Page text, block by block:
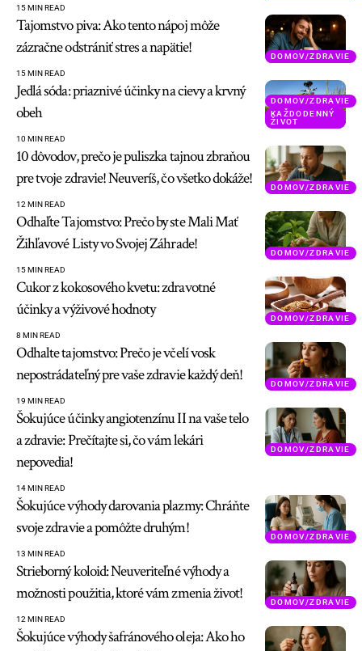
15 MIN READ
DOMOV/ZDRAVIE
Tajomstvo piva: Ako tento nápoj môže
zázračne odstrániť stres a napätie!
15 MIN READ
DOMOV/ZDRAVIE
KAŽDODENNÝ
ŽIVOT
Jedlá sóda: priaznivé účinky na cievy a krvný
obeh
10 MIN READ
DOMOV/ZDRAVIE
10 dôvodov, prečo je puliszka tajnou zbraňou
pre tvoje zdravie! Neuveríš, čo všetko dokáže!
12 MIN READ
DOMOV/ZDRAVIE
Odhaľte Tajomstvo: Prečo by ste Mali Mať
Žihľavové Listy vo Svojej Záhrade!
15 MIN READ
DOMOV/ZDRAVIE
Cukor z kokosového kvetu: zdravotné
účinky a výživové hodnoty
8 MIN READ
DOMOV/ZDRAVIE
Odhalte tajomstvo: Prečo je včelí vosk
nepostrádateľný pre vaše zdravie každý deň!
19 MIN READ
DOMOV/ZDRAVIE
Šokujúce účinky angiotenzínu II na vaše telo
a zdravie: Prečítajte si, čo vám lekári
nepovedia!
14 MIN READ
DOMOV/ZDRAVIE
Šokujúce výhody darovania plazmy: Chráňte
svoje zdravie a pomôžte druhým!
13 MIN READ
DOMOV/ZDRAVIE
Strieborný koloid: Neuveriteľné výhody a
možnosti použitia, ktoré vám zmenia život!
12 MIN READ
Šokujúce výhody šafránového oleja: Ako ho